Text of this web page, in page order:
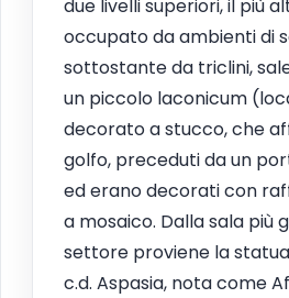
due livelli superiori, il più
occupato da ambienti di
sottostante da triclini,
un piccolo laconicum
decorato a stucco, che
golfo, preceduti da un
ed erano decorati con
a mosaico. Dalla sala più
settore proviene la
c.d. Aspasia, nota come